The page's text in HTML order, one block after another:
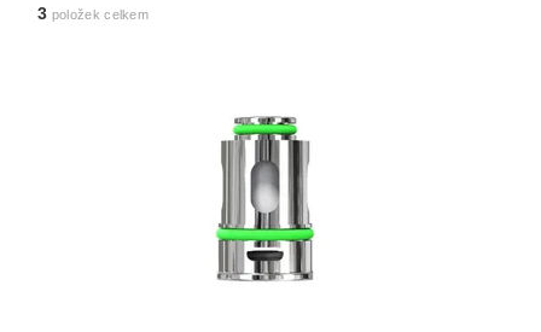
3 položek celkem